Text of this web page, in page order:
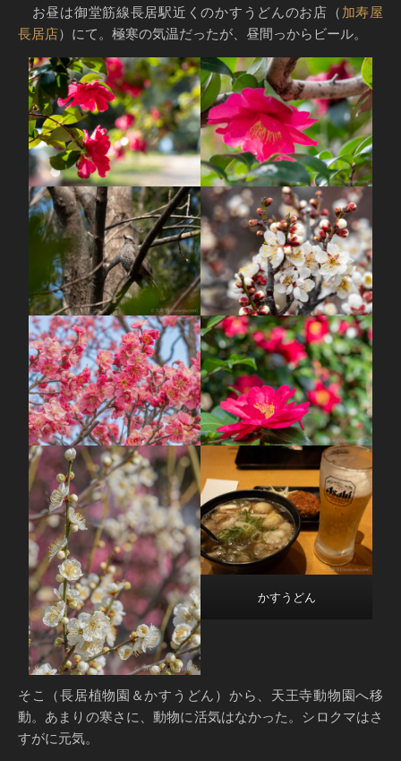
お昼は御堂筋線長居駅近くのかすうどんのお店（ 加寿屋
長居店）にて。極寒の気温だったが、昼間っからビール。
かすうどん
そこ（長居植物園＆かすうどん）から、天王寺動物園へ移
動。あまりの寒さに、動物に活気はなかった。シロクマはさ
すがに元気。